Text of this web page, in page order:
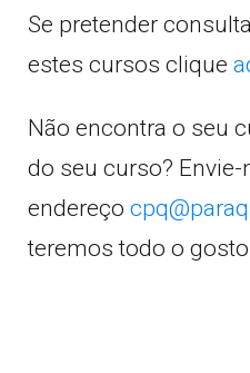
Se pretender
estes cursos clique
Não encontra o seu
do seu curso? Envie-
endereço
teremos todo o